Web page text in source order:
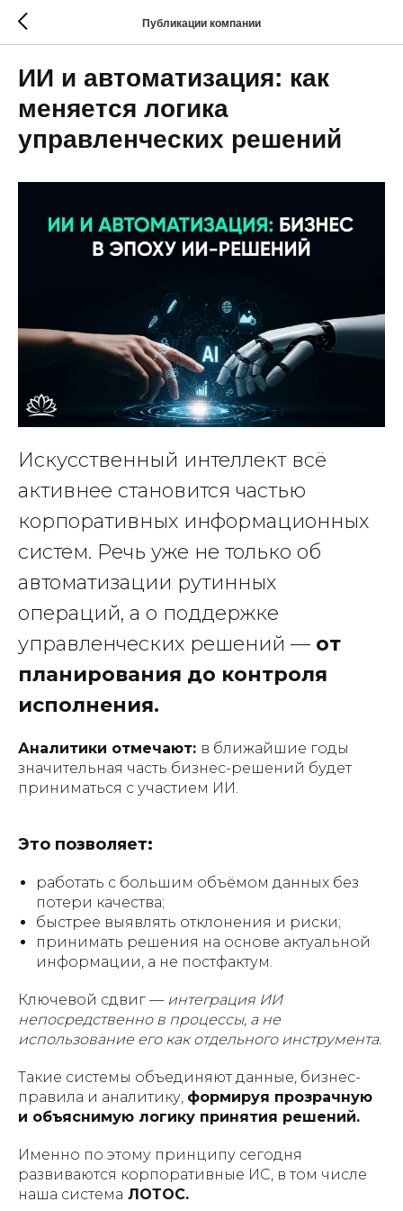
Публикации компании
ИИ и автоматизация: как
меняется логика
управленческих решений
Искусственный интеллект всё
активнее становится частью
корпоративных информационных
систем. Речь уже не только об
автоматизации рутинных
операций, а о поддержке
управленческих решений — от
планирования до контроля
исполнения.
Аналитики отмечают: в ближайшие годы
значительная часть бизнес-решений будет
приниматься с участием ИИ.
Это позволяет:
работать с большим объёмом данных без
потери качества;
быстрее выявлять отклонения и риски;
принимать решения на основе актуальной
информации, а не постфактум.
Ключевой сдвиг — интеграция ИИ
непосредственно в процессы, а не
использование его как отдельного инструмента.
Такие системы объединяют данные, бизнес-
правила и аналитику, формируя прозрачную
и объяснимую логику принятия решений.
Именно по этому принципу сегодня
развиваются корпоративные ИС, в том числе
наша система ЛОТОС.